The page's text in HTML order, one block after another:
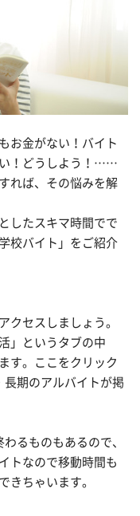
お金がない！バイト
い！どうしよう！……
れば、その悩みを解
したスキマ時間でで
校バイト」をご紹介
クセスしましょう。
」というタブの中
す。ここをクリック
長期のアルバイトが掲
るものもあるので、
トなので移動時間も
きちゃいます。